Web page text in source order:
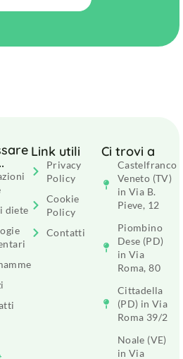
diete
Link utili
Privacy
Policy
Cookie
Policy
Contatti
Ci trovi a
Castelfranco
Veneto (TV)
in Via B.
Pieve, 12
Piombino
Dese (PD)
in Via
Roma, 80
Cittadella
(PD) in Via
Roma 39/2
Noale (VE)
in Via